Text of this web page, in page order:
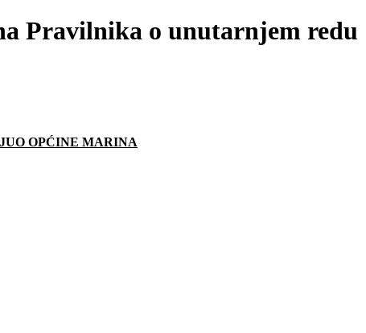
Pravilnika o unutarnjem redu
OPĆINE MARINA